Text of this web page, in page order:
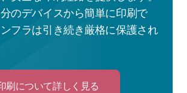
のデバイスから簡単に印刷で
フラは引き続き厳格に保護され
刷について詳しく見る